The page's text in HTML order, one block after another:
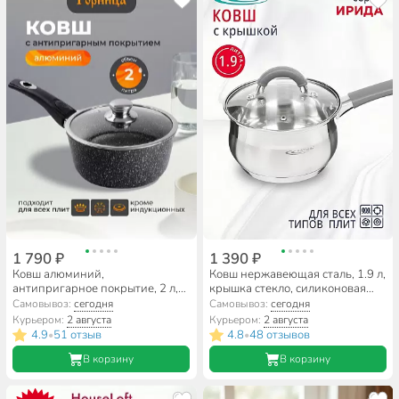
1 790 ₽
Ковш алюминий,
антипригарное покрытие, 2 л,
крышка стекло, бакелитовая
ручка, съемная ручка, Горница,
Гранит, кш2013аг
Самовывоз:сегодня
Курьером: 2 августа
4.9•51 отзыв
В корзину
1 390 ₽
Ковш нержавеющая сталь, 1.9 л,
крышка стекло, силиконовая
ручка, индукция, Катунь,
Ирида, КТ08-К
Самовывоз: сегодня
Курьером: 2 августа
4.8•48 отзывов
В корзину